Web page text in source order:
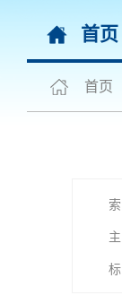
首页
首页